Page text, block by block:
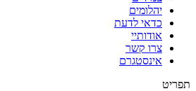
יהלומים
כדאי לדעת
אודותיי
צרו קשר
אינסטגרם
תפריט